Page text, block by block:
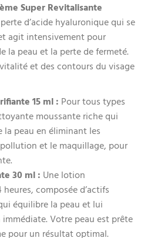
Super Revitalisante
d’acide hyaluronique qui se
agit intensivement pour
la peau et la perte de fermeté.
et des contours du visage
15 ml : Pour tous types
moussante riche qui
la peau en éliminant les
et le maquillage, pour
30 ml : Une lotion
composée d’actifs
équilibre la peau et lui
Votre peau est prête
pour un résultat optimal.